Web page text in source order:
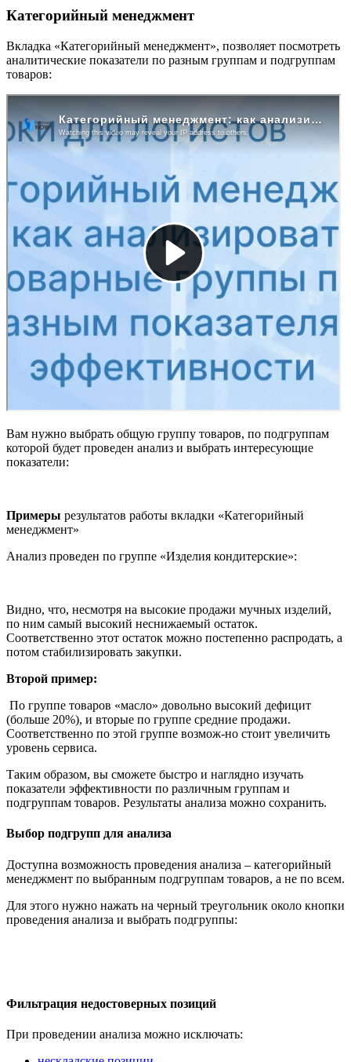
Категорийный менеджмент
Вкладка «Категорийный менеджмент», позволяет посмотреть
аналитические показатели по разным группам и подгруппам
товаров:
Вам нужно выбрать общую группу товаров, по подгруппам
которой будет проведен анализ и выбрать интересующие
показатели:
Примеры результатов работы вкладки «Категорийный
менеджмент»
Анализ проведен по группе «Изделия кондитерские»:
Видно, что, несмотря на высокие продажи мучных изделий,
по ним самый высокий неснижаемый остаток.
Соответственно этот остаток можно постепенно распродать, а
потом стабилизировать закупки.
Второй пример:
По группе товаров «масло» довольно высокий дефицит
(больше 20%), и вторые по группе средние продажи.
Соответственно по этой группе возмож-но стоит увеличить
уровень сервиса.
Таким образом, вы сможете быстро и наглядно изучать
показатели эффективности по различным группам и
подгруппам товаров. Результаты анализа можно сохранить.
Выбор подгрупп для анализа
Доступна возможность проведения анализа – категорийный
менеджмент по выбранным подгруппам товаров, а не по всем.
Для этого нужно нажать на черный треугольник около кнопки
проведения анализа и выбрать подгруппы:
Фильтрация недостоверных позиций
При проведении анализа можно исключать: